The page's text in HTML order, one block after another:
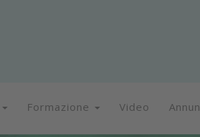
Formazione Video